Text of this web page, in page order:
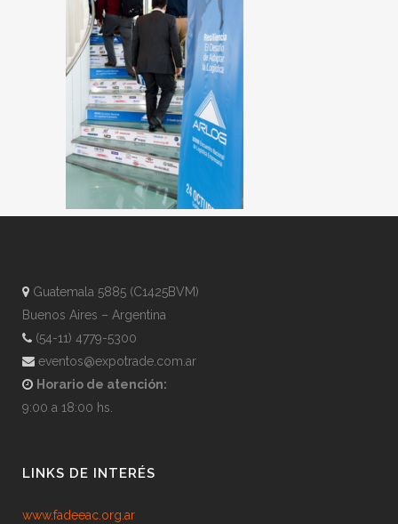
Guatemala 5885 (C1425BVM)
Buenos Aires – Argentina
(54-11) 4779-5300
eventos@expotrade.com.ar
Horario de atención:
9:00 a 18:00 hs.
LINKS DE INTERÉS
www.fadeeac.org.ar